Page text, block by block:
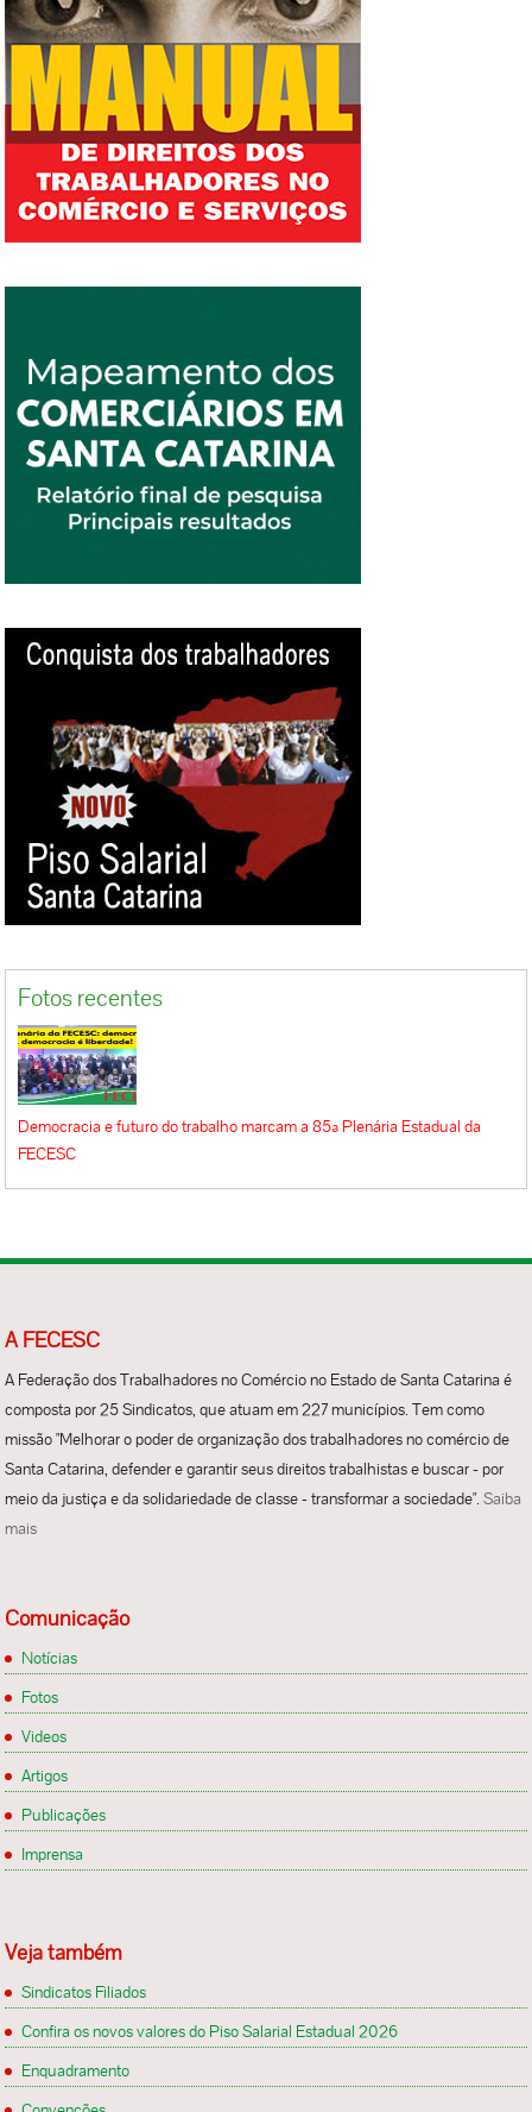
carros, fixava valores das corridas e exigia a
contratação de seguro. Os motoristas também
eram avaliados, com atribuição de notas, e
desligados se não atingissem a média local.
Uma testemunha no processo confirmou o
caráter individual da plataforma, comprovando
o requisito da pessoalidade. Ela também
informou que se fosse provado o uso por
terceiros, o motorista não poderia mais utilizá-
semanais configuraram a onerosidade e os
Também ficou provado que o autor recebia e-
mails de cobrança quando ficava alguns dias
sem usar o sistema. O julgador ainda
observou na sentença que a presunção de
brasileiro é imperativa e vai ao encontro dos
princípios constitucionais e legais de
estar individual e social e da própria dignidade
do Trabalho da 4ª Região. Justiça francesa
Em decisão também divulgada nesta quarta-
feira (4), o Tribunal de Cassação na França
decidiu que um motorista de Uber não é
autônomo e que de fato há uma relação
empregador-empregado no trabalho com o
aplicativo. Trata-se de uma decisão sem
precedentes para os motoristas ainda
considerados, por enquanto, independentes.
“Eles poderão solicitar uma reclassificação de
reclassificado como trabalhadores
Fotos recentes
Democracia e futuro do trabalho marcam a 85ª Plenária Estadual da
FECESC
A FECESC
A Federação dos Trabalhadores no Comércio no Estado de Santa Catarina é
composta por 25 Sindicatos, que atuam em 227 municípios. Tem como
missão "Melhorar o poder de organização dos trabalhadores no comércio de
Santa Catarina, defender e garantir seus direitos trabalhistas e buscar - por
meio da justiça e da solidariedade de classe - transformar a sociedade".Saiba
mais
Comunicação
Notícias
Fotos
Videos
Artigos
Publicações
Imprensa
Veja também
Sindicatos Filiados
Confira os novos valores do Piso Salarial Estadual 2026
Enquadramento